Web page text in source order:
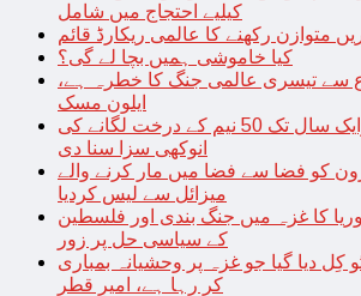
کیلیے احتجاج میں شامل
کیا خاموشی ہمیں بچا لے گی؟
سے تیسری عالمی جنگ کا خطرہ ہے،
ایلون مسک
عدالت نے مجرم کوایک سال تک 50 نیم کے درخت لگانے کی
انوکھی سزا سنا دی
ڈرون کو فضا سے فضا میں مار کرنے والے
میزائل سے لیس کردیا
کا غزہ میں جنگ بندی اور فلسطین
کے سیاسی حل پر زور
کِل دیا گیا جو غزہ پر وحشیانہ بمباری
کر رہا ہے، امیرِ قطر